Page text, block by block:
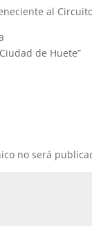
al
de Huete”
no será